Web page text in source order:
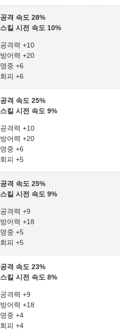
공격 속도 28%
스킬 시전 속도 10%
공격력 +10
방어력 +20
명중 +6
회피 +6
공격 속도 25%
스킬 시전 속도 9%
공격력 +10
방어력 +20
명중 +6
회피 +5
공격 속도 25%
스킬 시전 속도 9%
공격력 +9
방어력 +18
명중 +5
회피 +5
공격 속도 23%
스킬 시전 속도 8%
공격력 +9
방어력 +18
명중 +4
회피 +4